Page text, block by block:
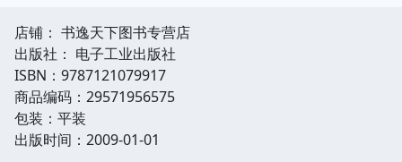
店铺： 书逸天下图书专营店
出版社： 电子工业出版社
ISBN：9787121079917
商品编码：29571956575
包装：平装
出版时间：2009-01-01